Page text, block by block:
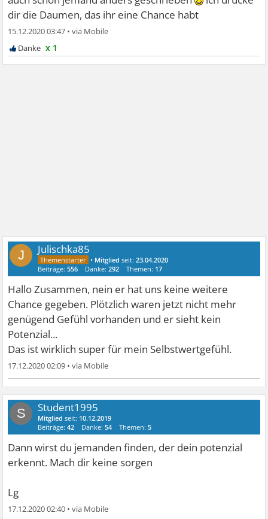
dir die Daumen, das ihr eine Chance habt
15.12.2020 03:47 •
x 1
J Julischka85
• Mitglied seit:23.04.2020
Beiträge:556 Danke:292 Themen: 17
Hallo Zusammen, nein er hat uns keine weitere
Chance gegeben. Plötzlich waren jetzt nicht mehr
genügend Gefühl vorhanden und er sieht kein
Potenzial...
Das ist wirklich super für mein Selbstwertgefühl.
17.12.2020 02:09 •
S Student1995
Mitglied seit: 10.12.2019
Beiträge:42 Danke:54 Themen:5
Dann wirst du jemanden finden, der dein potenzial
erkennt. Mach dir keine sorgen
Lg
17.12.2020 02:40 •